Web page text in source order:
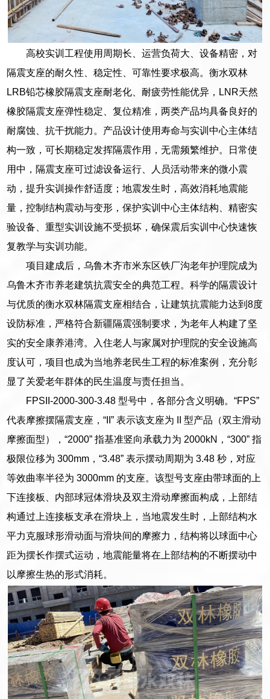
高校实训工程使用周期长、运营负荷大、设备精密，对
隔震支座的耐久性、稳定性、可靠性要求极高。衡水双林
LRB铅芯橡胶隔震支座耐老化、耐疲劳性能优异，LNR天然
橡胶隔震支座弹性稳定、复位精准，两类产品均具备良好的
耐腐蚀、抗干扰能力。产品设计使用寿命与实训中心主体结
构一致，可长期稳定发挥隔震作用，无需频繁维护。日常使
用中，隔震支座可过滤设备运行、人员活动带来的微小震
动，提升实训操作舒适度；地震发生时，高效消耗地震能
量，控制结构震动与变形，保护实训中心主体结构、精密实
验设备、重型实训设施不受损坏，确保震后实训中心快速恢
复教学与实训功能。
项目建成后，乌鲁木齐市米东区铁厂沟老年护理院成为
乌鲁木齐市养老建筑抗震安全的典范工程。科学的隔震设计
与优质的衡水双林隔震支座相结合，让建筑抗震能力达到8度
设防标准，严格符合新疆隔震强制要求，为老年人构建了坚
实的安全康养港湾。入住老人与家属对护理院的安全设施高
度认可，项目也成为当地养老民生工程的标准案例，充分彰
显了关爱老年群体的民生温度与责任担当。
FPSII-2000-300-3.48 型号中，各部分含义明确。“FPS”
代表摩擦摆隔震支座，“II” 表示该支座为 II 型产品（双主滑动
摩擦面型），“2000” 指基准竖向承载力为 2000kN，“300” 指
极限位移为 300mm，“3.48” 表示摆动周期为 3.48 秒，对应
等效曲率半径为 3000mm 的支座。该型号支座由带球面的上
下连接板、内部球冠体滑块及双主滑动摩擦面构成，上部结
构通过上连接板支承在滑块上，当地震发生时，上部结构水
平力克服球形滑动面与滑块间的摩擦力，结构将以球面中心
距为摆长作摆式运动，地震能量将在上部结构的不断摆动中
以摩擦生热的形式消耗。